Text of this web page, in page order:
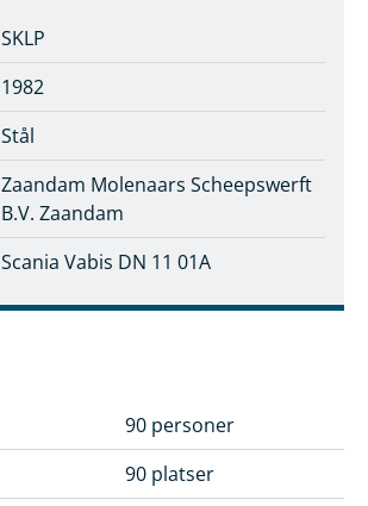
SKLP
1982
Stål
Zaandam Molenaars Scheepswerft
B.V. Zaandam
Scania Vabis DN 11 01A
90 personer
90 platser